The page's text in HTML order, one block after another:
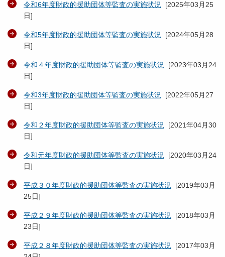
令和6年度財政的援助団体等監査の実施状況 [2025年03月25
日]
令和5年度財政的援助団体等監査の実施状況 [2024年05月28
日]
令和４年度財政的援助団体等監査の実施状況 [2023年03月24
日]
令和3年度財政的援助団体等監査の実施状況 [2022年05月27
日]
令和２年度財政的援助団体等監査の実施状況 [2021年04月30
日]
令和元年度財政的援助団体等監査の実施状況 [2020年03月24
日]
平成３０年度財政的援助団体等監査の実施状況 [2019年03月
25日]
平成２９年度財政的援助団体等監査の実施状況 [2018年03月
23日]
平成２８年度財政的援助団体等監査の実施状況 [2017年03月